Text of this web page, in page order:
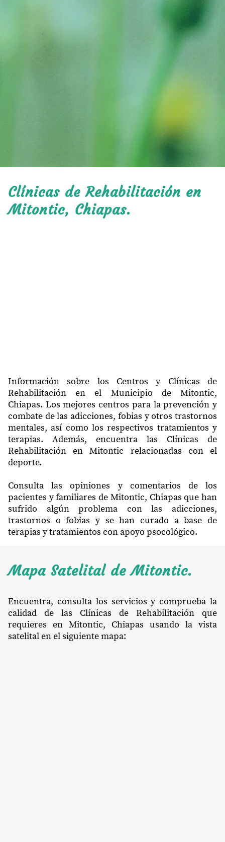
Clínicas de Rehabilitación en
Mitontic, Chiapas.
Información sobre los Centros y Clínicas de
Rehabilitación en el Municipio de Mitontic,
Chiapas. Los mejores centros para la prevención y
combate de las adicciones, fobias y otros trastornos
mentales, así como los respectivos tratamientos y
terapias. Además, encuentra las Clínicas de
Rehabilitación en Mitontic relacionadas con el
deporte.
Consulta las opiniones y comentarios de los
pacientes y familiares de Mitontic, Chiapas que han
sufrido algún problema con las adicciones,
trastornos o fobias y se han curado a base de
terapias y tratamientos con apoyo psocológico.
Mapa Satelital de Mitontic.
Encuentra, consulta los servicios y comprueba la
calidad de las Clínicas de Rehabilitación que
requieres en Mitontic, Chiapas usando la vista
satelital en el siguiente mapa: